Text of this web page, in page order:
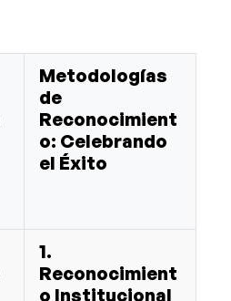
Metodologías
de
Reconocimient
o: Celebrando
el Éxito
1.
Reconocimient
o Institucional